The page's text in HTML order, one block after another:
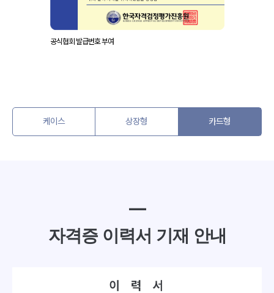
공식협회 발급번호 부여
케이스 상장형 카드형
━
자격증 이력서 기재 안내